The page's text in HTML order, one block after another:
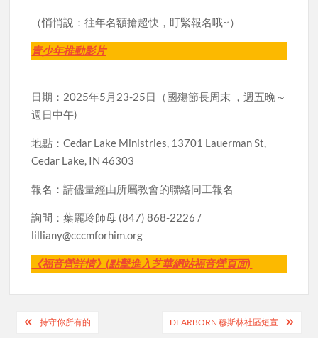
（悄悄說：往年名額搶超快，盯緊報名哦~）
青少年推動影片
日期：2025年5月23-25日（國殤節長周末 ，週五晚～
週日中午)
地點：Cedar Lake Ministries, 13701 Lauerman St,
Cedar Lake, IN 46303
報名：請儘量經由所屬教會的聯絡同工報名
詢問：葉麗玲師母 (847) 868-2226 /
lilliany@cccmforhim.org
《福音營詳情》(點擊進入芝華網站福音營頁面)
Post持守你所有的 DEARBORN 穆斯林社區短宣